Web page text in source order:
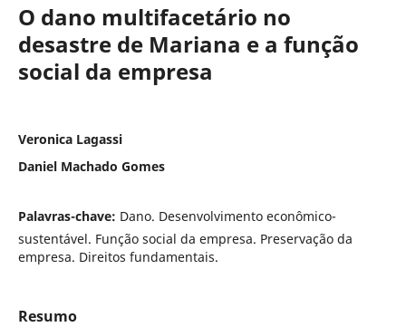
O dano multifacetário no
desastre de Mariana e a função
social da empresa
Veronica Lagassi
Daniel Machado Gomes
Palavras-chave: Dano. Desenvolvimento econômico-
sustentável. Função social da empresa. Preservação da
empresa. Direitos fundamentais.
Resumo